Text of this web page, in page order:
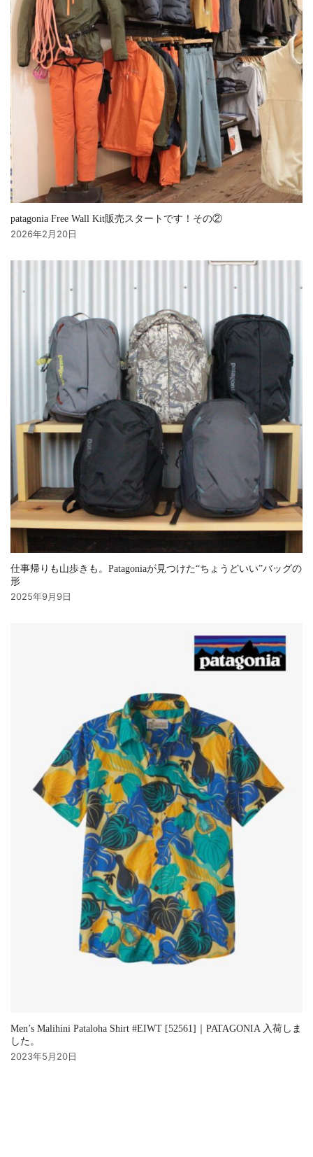
patagonia Free Wall Kit販売スタートです！その②
2026年2月20日
仕事帰りも山歩きも。Patagoniaが見つけた“ちょうどいい”バッグの
形
2025年9月9日
Men’s Malihini Pataloha Shirt #EIWT [52561]｜PATAGONIA 入荷しま
した。
2023年5月20日